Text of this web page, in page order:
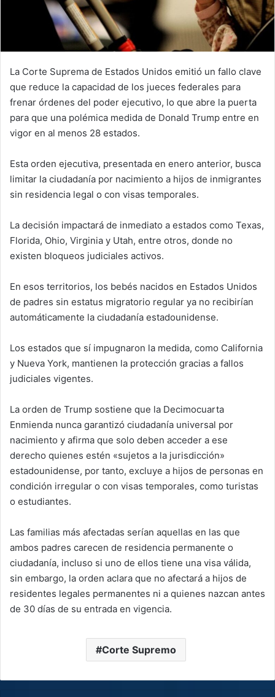
La Corte Suprema de Estados Unidos emitió un fallo clave
que reduce la capacidad de los jueces federales para
frenar órdenes del poder ejecutivo, lo que abre la puerta
para que una polémica medida de Donald Trump entre en
vigor en al menos 28 estados.
Esta orden ejecutiva, presentada en enero anterior, busca
limitar la ciudadanía por nacimiento a hijos de inmigrantes
sin residencia legal o con visas temporales.
La decisión impactará de inmediato a estados como Texas,
Florida, Ohio, Virginia y Utah, entre otros, donde no
existen bloqueos judiciales activos.
En esos territorios, los bebés nacidos en Estados Unidos
de padres sin estatus migratorio regular ya no recibirían
automáticamente la ciudadanía estadounidense.
Los estados que sí impugnaron la medida, como California
y Nueva York, mantienen la protección gracias a fallos
judiciales vigentes.
La orden de Trump sostiene que la Decimocuarta
Enmienda nunca garantizó ciudadanía universal por
nacimiento y afirma que solo deben acceder a ese
derecho quienes estén «sujetos a la jurisdicción»
estadounidense, por tanto, excluye a hijos de personas en
condición irregular o con visas temporales, como turistas
o estudiantes.
Las familias más afectadas serían aquellas en las que
ambos padres carecen de residencia permanente o
ciudadanía, incluso si uno de ellos tiene una visa válida,
sin embargo, la orden aclara que no afectará a hijos de
residentes legales permanentes ni a quienes nazcan antes
de 30 días de su entrada en vigencia.
Corte Supremo